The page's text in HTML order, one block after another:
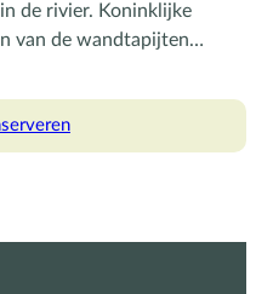
de rivier. Koninklijke
van de wandtapijten…